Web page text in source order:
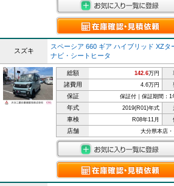
スズキ
スペーシア 660 ギア ハイブリッド XZタ
ナビ・シートヒータ
総額 142.6万円
諸費用 4.6万円
保証 保証付｜保証期間：1
年式 2019(R01)年式
車検 R08年11月
店舗 大分県本店